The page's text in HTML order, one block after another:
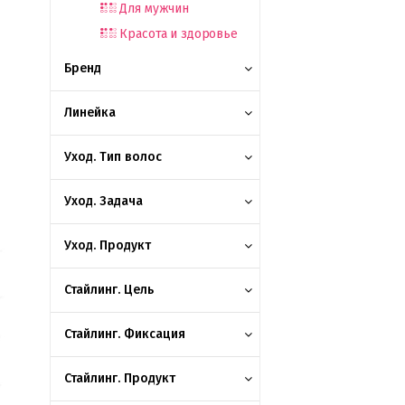
Для мужчин
Красота и здоровье
Бренд
Линейка
Уход. Тип волос
Уход. Задача
Уход. Продукт
Стайлинг. Цель
Стайлинг. Фиксация
Стайлинг. Продукт